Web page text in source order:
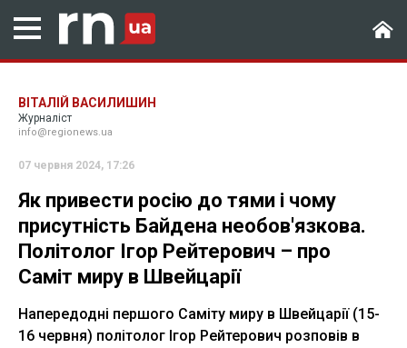
ВІТАЛІЙ ВАСИЛИШИН
Журналіст
info@regionews.ua
07 червня 2024, 17:26
Як привести росію до тями і чому
присутність Байдена необов'язкова.
Політолог Ігор Рейтерович – про
Саміт миру в Швейцарії
Напередодні першого Саміту миру в Швейцарії (15-
16 червня) політолог Ігор Рейтерович розповів в